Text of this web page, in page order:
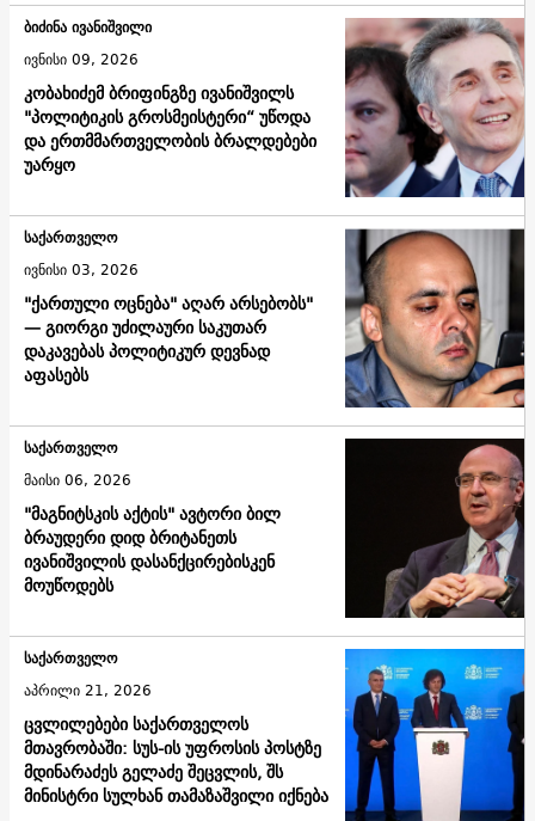
კობახიძემ ბრიფინგზე ივანიშვილს
"პოლიტიკის გროსმეისტერი“ უწოდა
და ერთმმართველობის ბრალდებები
უარყო
ბიძინა ივანიშვილი
ივნისი 09, 2026
"ქართული ოცნება" აღარ არსებობს"
— გიორგი უძილაური საკუთარ
დაკავებას პოლიტიკურ დევნად
აფასებს
საქართველო
ივნისი 03, 2026
"მაგნიტსკის აქტის" ავტორი ბილ
ბრაუდერი დიდ ბრიტანეთს
ივანიშვილის დასანქცირებისკენ
მოუწოდებს
საქართველო
მაისი 06, 2026
ცვლილებები საქართველოს
მთავრობაში: სუს-ის უფროსის პოსტზე
მდინარაძეს გელაძე შეცვლის, შს
მინისტრი სულხან თამაზაშვილი იქნება
საქართველო
აპრილი 21, 2026